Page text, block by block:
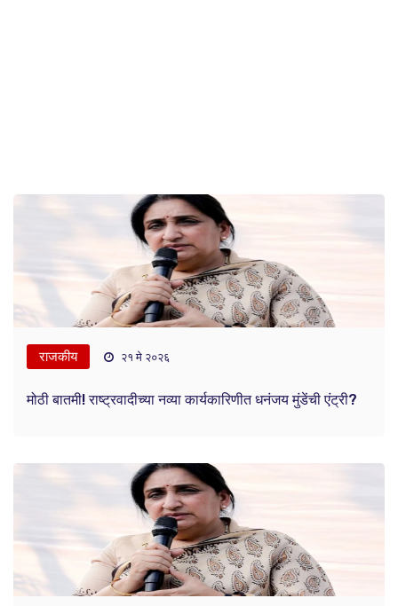
राजकीय २१ मे २०२६
मोठी बातमी! राष्ट्रवादीच्या नव्या कार्यकारिणीत धनंजय मुंडेंची एंट्री?